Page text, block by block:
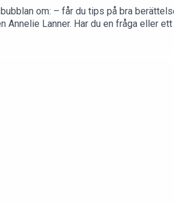
om: – får du tips på bra
Annelie Lanner. Har du en fråga eller